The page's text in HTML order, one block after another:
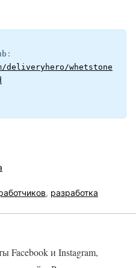
whetstone
, разработка
Facebook и Instagram,